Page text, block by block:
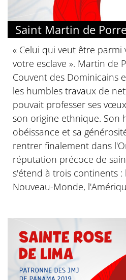
Saint Martin de
« Celui qui veut être parmi
votre esclave ». Martin de
Couvent des Dominicains
les humbles travaux de
pouvait professer ses
son origine ethnique. Son
obéissance et sa
rentrer finalement dans
réputation précoce de
s'étend à trois continents :
Nouveau-Monde,